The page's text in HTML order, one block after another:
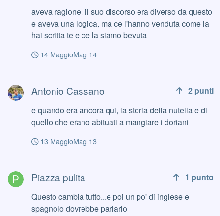
aveva ragione, il suo discorso era diverso da questo
e aveva una logica, ma ce l'hanno venduta come la
hai scritta te e ce la siamo bevuta
14 MaggioMag 14
Antonio Cassano 2 punti
e quando era ancora qui, la storia della nutella e di
quello che erano abituati a mangiare i doriani
13 MaggioMag 13
Piazza pulita 1 punto
Questo cambia tutto...e poi un po' di inglese e
spagnolo dovrebbe parlarlo